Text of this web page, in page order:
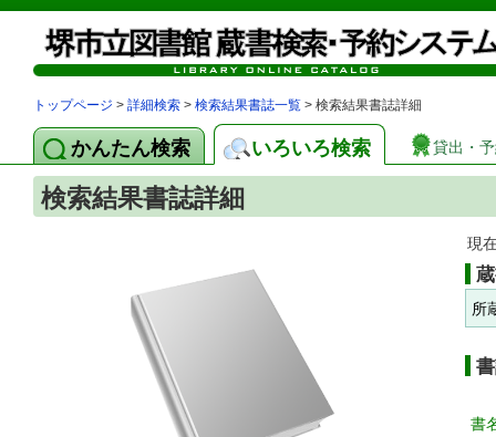
トップページ > 詳細検索 > 検索結果書誌一覧 > 検索結果書誌詳細
かんたん検索 いろいろ検索 貸出・
検索結果書誌詳細
現
所
書